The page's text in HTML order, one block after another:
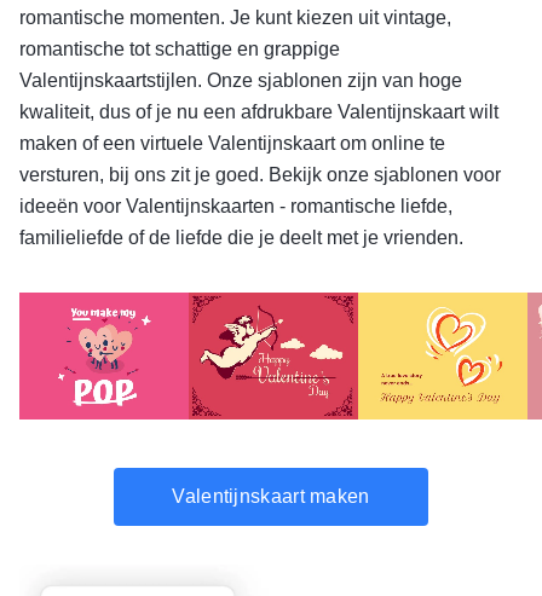
romantische momenten. Je kunt kiezen uit vintage,
romantische tot schattige en grappige
Valentijnskaartstijlen. Onze sjablonen zijn van hoge
kwaliteit, dus of je nu een afdrukbare Valentijnskaart wilt
maken of een virtuele Valentijnskaart om online te
versturen, bij ons zit je goed. Bekijk onze sjablonen voor
ideeën voor Valentijnskaarten - romantische liefde,
familieliefde of de liefde die je deelt met je vrienden.
Valentijnskaart maken